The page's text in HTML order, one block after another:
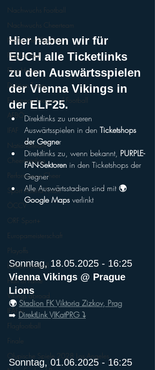
Nachwuchs Football
Nachwuchs Cheerteam
Nellie The Elepahnt
FlagFootball
Flag-Herren
Division Team
European League of Football
AFBÖ
IFAF
Nationalteam
Cheerleading
Performance Cheer
Sport Austria Finals
ÖCCV
ORF Sport+
Europameisterschaft
Playoffs
Ladies Football
Hall of Fame
Vikings abroad
IFAF.tv
Flagfootball
Finale
Olypische Spiele 2028 Los Angeles
Hier haben wir für
EUCH alle Ticketlinks
zu den Auswärtsspielen
der Vienna Vikings in
der ELF25.
Direktlinks zu unseren
Auswärtsspielen in den Ticketshops
der Gegner
Direktlinks zu, wenn bekannt, PURPLE-
FAN-Sektoren in den Ticketshops der
Gegner
Alle Auswärtsstadien sind mit 🌍
Google Maps verlinkt
Sonntag, 18.05.2025 - 16:25
Vienna Vikings @ Prague
Lions
🌍 Stadion FK Viktoria Zizkov, Prag
➡️ DirektLink VIKatPRG ⤵️
Sonntag, 01.06.2025 - 16:25